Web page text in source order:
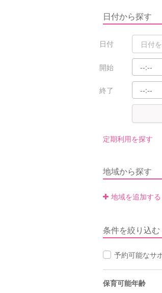
日付から探す
日付
開始
終了
定期利用を探す
地域から探す
地域を追加する
条件を絞り込む
予約可能なサ
保育可能年齢